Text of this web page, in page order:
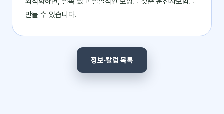
만들 수 있습니다.
정보·칼럼 목록